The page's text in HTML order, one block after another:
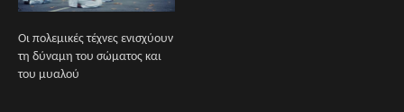
Οι πολεμικές τέχνες ενισχύουν
τη δύναμη του σώματος και
του μυαλού